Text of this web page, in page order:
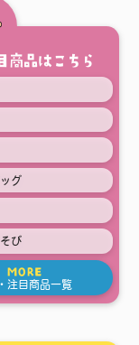
商品はこちら
グ
び
MORE
注目商品一覧